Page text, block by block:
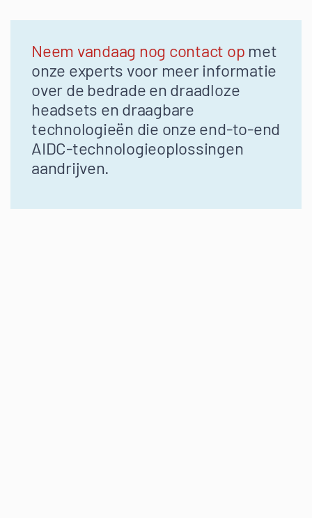
Neem vandaag nog contact op met
onze experts voor meer informatie
over de bedrade en draadloze
headsets en draagbare
technologieën die onze end-to-end
AIDC-technologieoplossingen
aandrijven.